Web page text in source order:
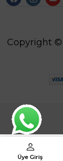
Üye Giriş
Copyright ©